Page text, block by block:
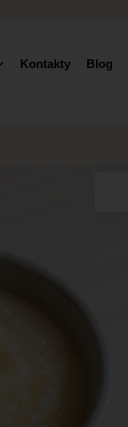
Kontakty Blog